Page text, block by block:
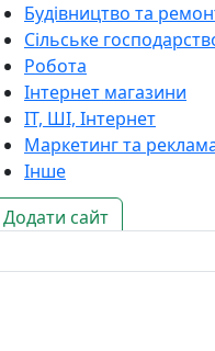
Будівництво та
Сільське
Робота
Інтернет магазини
ІТ, ШІ, Інтернет
Маркетинг та
Інше
Додати сайт